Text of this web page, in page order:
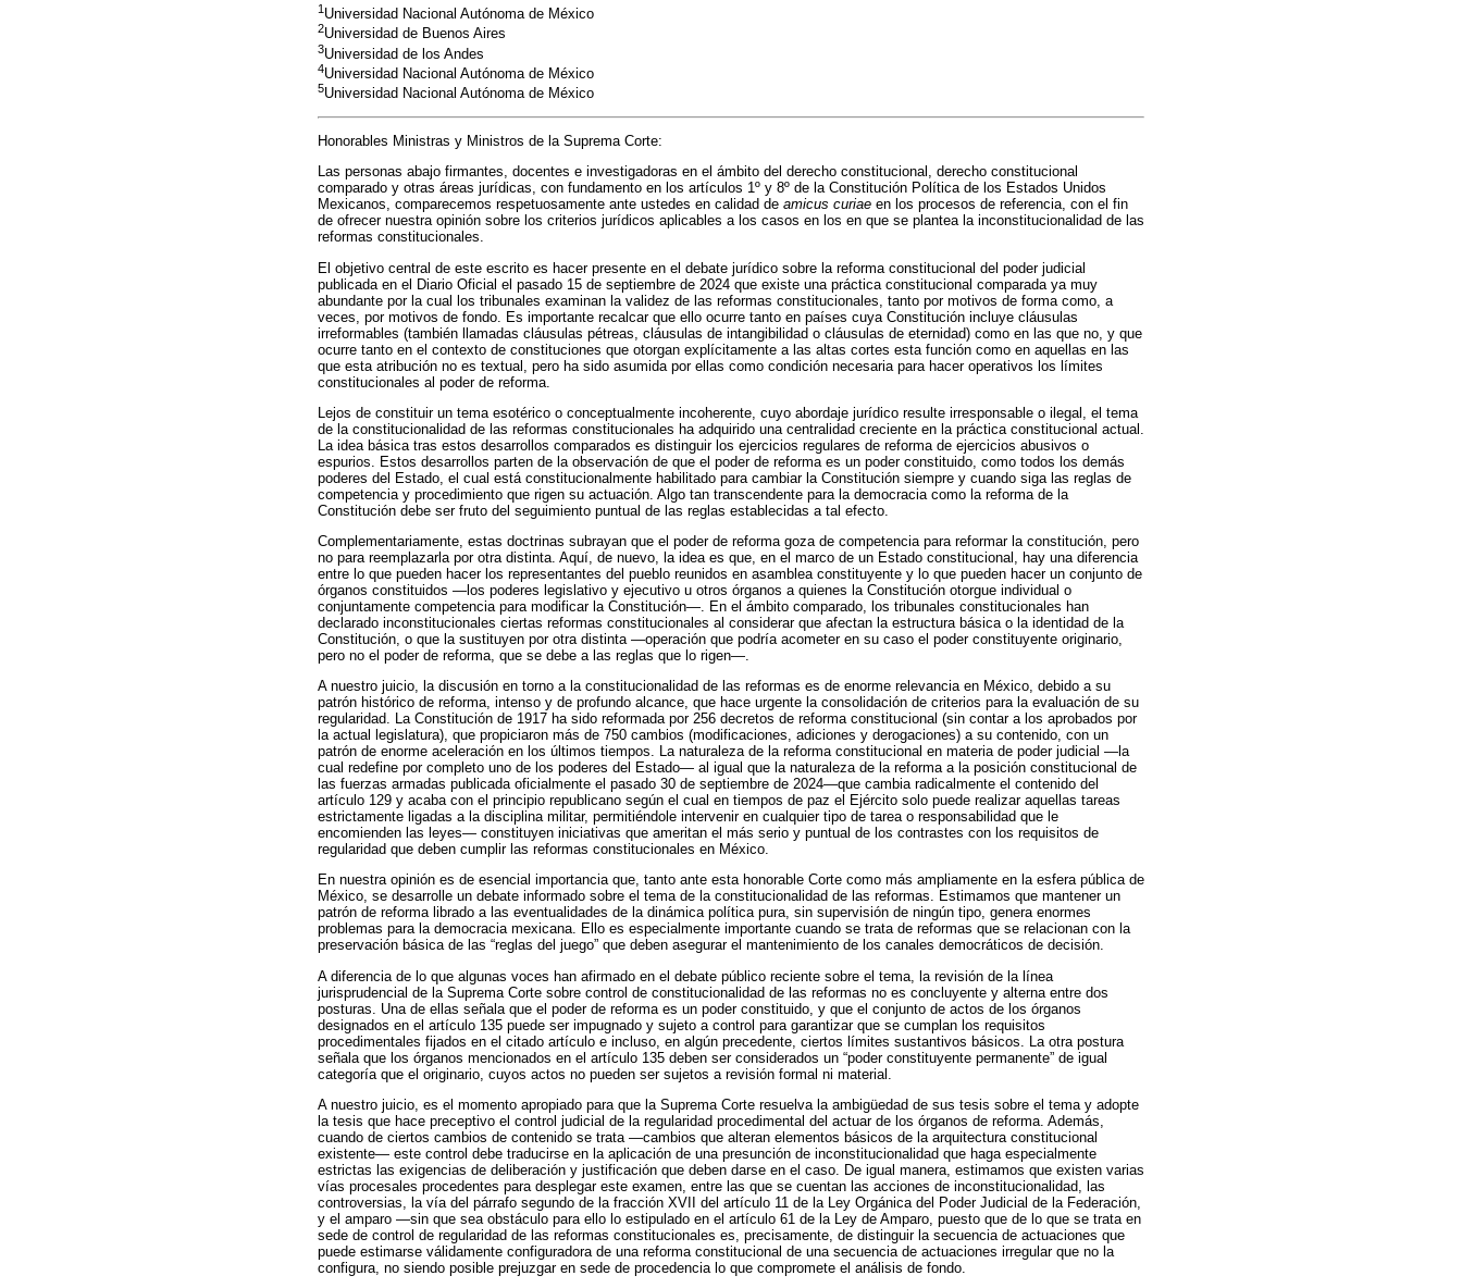
1 Universidad Nacional Autónoma de México
2Universidad de Buenos Aires
3Universidad de los Andes
4Universidad Nacional Autónoma de México
5Universidad Nacional Autónoma de México
Honorables Ministras y Ministros de la Suprema Corte:
Las personas abajo firmantes, docentes e investigadoras en el ámbito del derecho constitucional, derecho constitucional
comparado y otras áreas jurídicas, con fundamento en los artículos 1º y 8º de la Constitución Política de los Estados Unidos
Mexicanos, comparecemos respetuosamente ante ustedes en calidad de amicus curiae en los procesos de referencia, con el fin
de ofrecer nuestra opinión sobre los criterios jurídicos aplicables a los casos en los en que se plantea la inconstitucionalidad de las
reformas constitucionales.
El objetivo central de este escrito es hacer presente en el debate jurídico sobre la reforma constitucional del poder judicial
publicada en el Diario Oficial el pasado 15 de septiembre de 2024 que existe una práctica constitucional comparada ya muy
abundante por la cual los tribunales examinan la validez de las reformas constitucionales, tanto por motivos de forma como, a
veces, por motivos de fondo. Es importante recalcar que ello ocurre tanto en países cuya Constitución incluye cláusulas
irreformables (también llamadas cláusulas pétreas, cláusulas de intangibilidad o cláusulas de eternidad) como en las que no, y que
ocurre tanto en el contexto de constituciones que otorgan explícitamente a las altas cortes esta función como en aquellas en las
que esta atribución no es textual, pero ha sido asumida por ellas como condición necesaria para hacer operativos los límites
constitucionales al poder de reforma.
Lejos de constituir un tema esotérico o conceptualmente incoherente, cuyo abordaje jurídico resulte irresponsable o ilegal, el tema
de la constitucionalidad de las reformas constitucionales ha adquirido una centralidad creciente en la práctica constitucional actual.
La idea básica tras estos desarrollos comparados es distinguir los ejercicios regulares de reforma de ejercicios abusivos o
espurios. Estos desarrollos parten de la observación de que el poder de reforma es un poder constituido, como todos los demás
poderes del Estado, el cual está constitucionalmente habilitado para cambiar la Constitución siempre y cuando siga las reglas de
competencia y procedimiento que rigen su actuación. Algo tan transcendente para la democracia como la reforma de la
Constitución debe ser fruto del seguimiento puntual de las reglas establecidas a tal efecto.
Complementariamente, estas doctrinas subrayan que el poder de reforma goza de competencia para reformar la constitución, pero
no para reemplazarla por otra distinta. Aquí, de nuevo, la idea es que, en el marco de un Estado constitucional, hay una diferencia
entre lo que pueden hacer los representantes del pueblo reunidos en asamblea constituyente y lo que pueden hacer un conjunto de
órganos constituidos —los poderes legislativo y ejecutivo u otros órganos a quienes la Constitución otorgue individual o
conjuntamente competencia para modificar la Constitución—. En el ámbito comparado, los tribunales constitucionales han
declarado inconstitucionales ciertas reformas constitucionales al considerar que afectan la estructura básica o la identidad de la
Constitución, o que la sustituyen por otra distinta —operación que podría acometer en su caso el poder constituyente originario,
pero no el poder de reforma, que se debe a las reglas que lo rigen—.
A nuestro juicio, la discusión en torno a la constitucionalidad de las reformas es de enorme relevancia en México, debido a su
patrón histórico de reforma, intenso y de profundo alcance, que hace urgente la consolidación de criterios para la evaluación de su
regularidad. La Constitución de 1917 ha sido reformada por 256 decretos de reforma constitucional (sin contar a los aprobados por
la actual legislatura), que propiciaron más de 750 cambios (modificaciones, adiciones y derogaciones) a su contenido, con un
patrón de enorme aceleración en los últimos tiempos. La naturaleza de la reforma constitucional en materia de poder judicial —la
cual redefine por completo uno de los poderes del Estado— al igual que la naturaleza de la reforma a la posición constitucional de
las fuerzas armadas publicada oficialmente el pasado 30 de septiembre de 2024—que cambia radicalmente el contenido del
artículo 129 y acaba con el principio republicano según el cual en tiempos de paz el Ejército solo puede realizar aquellas tareas
estrictamente ligadas a la disciplina militar, permitiéndole intervenir en cualquier tipo de tarea o responsabilidad que le
encomienden las leyes— constituyen iniciativas que ameritan el más serio y puntual de los contrastes con los requisitos de
regularidad que deben cumplir las reformas constitucionales en México.
En nuestra opinión es de esencial importancia que, tanto ante esta honorable Corte como más ampliamente en la esfera pública de
México, se desarrolle un debate informado sobre el tema de la constitucionalidad de las reformas. Estimamos que mantener un
patrón de reforma librado a las eventualidades de la dinámica política pura, sin supervisión de ningún tipo, genera enormes
problemas para la democracia mexicana. Ello es especialmente importante cuando se trata de reformas que se relacionan con la
preservación básica de las “reglas del juego” que deben asegurar el mantenimiento de los canales democráticos de decisión.
A diferencia de lo que algunas voces han afirmado en el debate público reciente sobre el tema, la revisión de la línea
jurisprudencial de la Suprema Corte sobre control de constitucionalidad de las reformas no es concluyente y alterna entre dos
posturas. Una de ellas señala que el poder de reforma es un poder constituido, y que el conjunto de actos de los órganos
designados en el artículo 135 puede ser impugnado y sujeto a control para garantizar que se cumplan los requisitos
procedimentales fijados en el citado artículo e incluso, en algún precedente, ciertos límites sustantivos básicos. La otra postura
señala que los órganos mencionados en el artículo 135 deben ser considerados un “poder constituyente permanente” de igual
categoría que el originario, cuyos actos no pueden ser sujetos a revisión formal ni material.
A nuestro juicio, es el momento apropiado para que la Suprema Corte resuelva la ambigüedad de sus tesis sobre el tema y adopte
la tesis que hace preceptivo el control judicial de la regularidad procedimental del actuar de los órganos de reforma. Además,
cuando de ciertos cambios de contenido se trata —cambios que alteran elementos básicos de la arquitectura constitucional
existente— este control debe traducirse en la aplicación de una presunción de inconstitucionalidad que haga especialmente
estrictas las exigencias de deliberación y justificación que deben darse en el caso. De igual manera, estimamos que existen varias
vías procesales procedentes para desplegar este examen, entre las que se cuentan las acciones de inconstitucionalidad, las
controversias, la vía del párrafo segundo de la fracción XVII del artículo 11 de la Ley Orgánica del Poder Judicial de la Federación,
y el amparo —sin que sea obstáculo para ello lo estipulado en el artículo 61 de la Ley de Amparo, puesto que de lo que se trata en
sede de control de regularidad de las reformas constitucionales es, precisamente, de distinguir la secuencia de actuaciones que
puede estimarse válidamente configuradora de una reforma constitucional de una secuencia de actuaciones irregular que no la
configura, no siendo posible prejuzgar en sede de procedencia lo que compromete el análisis de fondo.